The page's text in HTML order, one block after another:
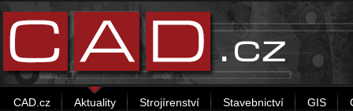
CAD.cz Aktuality Strojírenství Stavebnictví GIS